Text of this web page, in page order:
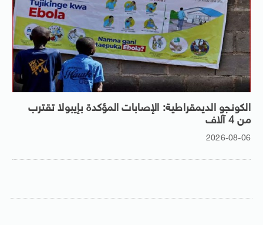
الكونجو الديمقراطية: الإصابات المؤكدة بإيبولا تقترب
من 4 آلاف
2026-08-06